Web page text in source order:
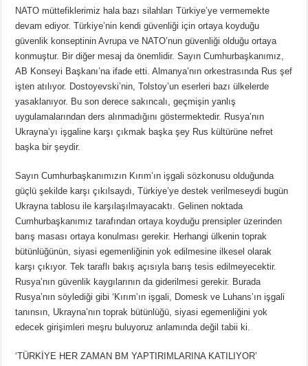
NATO müttefiklerimiz hala bazı silahları Türkiye’ye vermemekte
devam ediyor. Türkiye’nin kendi güvenliği için ortaya koyduğu
güvenlik konseptinin Avrupa ve NATO’nun güvenliği olduğu ortaya
konmuştur. Bir diğer mesaj da önemlidir. Sayın Cumhurbaşkanımız,
AB Konseyi Başkanı’na ifade etti. Almanya’nın orkestrasında Rus şef
işten atılıyor. Dostoyevski’nin, Tolstoy’un eserleri bazı ülkelerde
yasaklanıyor. Bu son derece sakıncalı, geçmişin yanlış
uygulamalarından ders alınmadığını göstermektedir. Rusya’nın
Ukrayna’yı işgaline karşı çıkmak başka şey Rus kültürüne nefret
başka bir şeydir.
Sayın Cumhurbaşkanımızın Kırım’ın işgali sözkonusu olduğunda
güçlü şekilde karşı çıkılsaydı, Türkiye’ye destek verilmeseydi bugün
Ukrayna tablosu ile karşılaşılmayacaktı. Gelinen noktada
Cumhurbaşkanımız tarafından ortaya koyduğu prensipler üzerinden
barış masası ortaya konulması gerekir. Herhangi ülkenin toprak
bütünlüğünün, siyasi egemenliğinin yok edilmesine ilkesel olarak
karşı çıkıyor. Tek taraflı bakış açısıyla barış tesis edilmeyecektir.
Rusya’nın güvenlik kaygılarının da giderilmesi gerekir. Burada
Rusya’nın söylediği gibi ‘Kırım’ın işgali, Domesk ve Luhans’ın işgali
tanınsın, Ukrayna’nın toprak bütünlüğü, siyasi egemenliğini yok
edecek girişimleri meşru buluyoruz anlamında değil tabii ki.
‘TÜRKİYE HER ZAMAN BM YAPTIRIMLARINA KATILIYOR’